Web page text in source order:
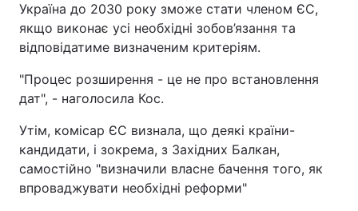
Україна до 2030 року зможе стати членом ЄС,
якщо виконає усі необхідні зобов’язання та
відповідатиме визначеним критеріям.
"Процес розширення - це не про встановлення
дат", - наголосила Кос.
Утім, комісар ЄС визнала, що деякі країни-
кандидати, і зокрема, з Західних Балкан,
самостійно "визначили власне бачення того, як
впроваджувати необхідні реформи"